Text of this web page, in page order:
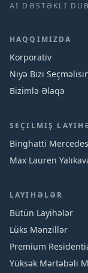
AI DƏSTƏKLI
HAQQIMIZDA
Korporativ
Niyə Bizi
Bizimlə Əlaqə
SEÇILMIŞ
Binghatti
Max Lauren
LAYIHƏLƏR
Bütün Layihələr
Lüks Mənzillər
Premium
Yüksək Mərtəbəli